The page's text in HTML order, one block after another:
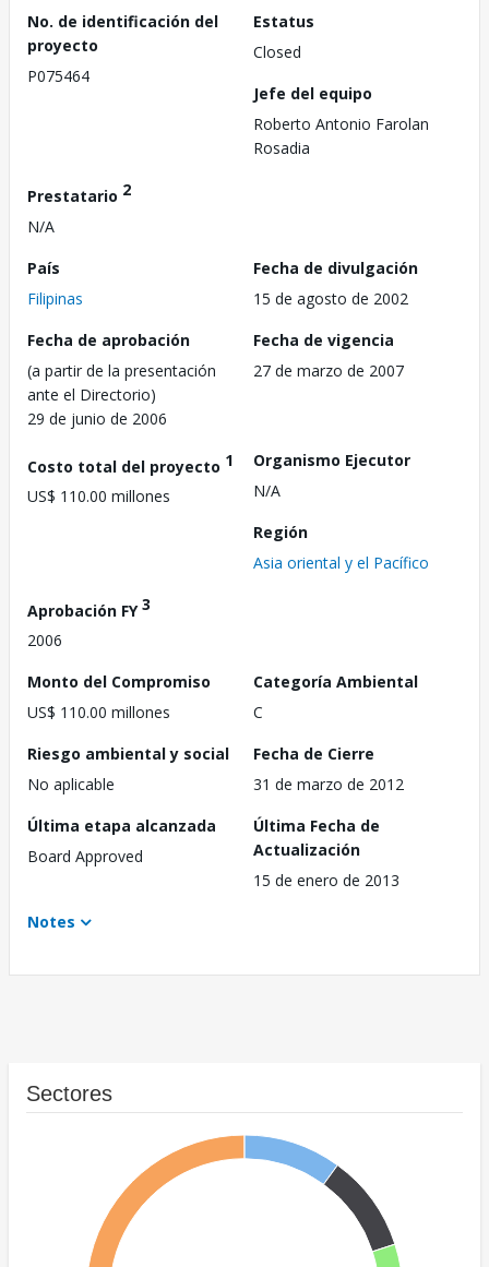
No. de identificación del
proyecto
P075464
Estatus
Closed
Jefe del equipo
Roberto Antonio Farolan
Rosadia
Prestatario 2
N/A
País
Filipinas
Fecha de divulgación
15 de agosto de 2002
Fecha de aprobación
(a partir de la presentación
ante el Directorio)
29 de junio de 2006
Fecha de vigencia
27 de marzo de 2007
Costo total del proyecto 1
US$ 110.00 millones
Organismo Ejecutor
N/A
Región
Asia oriental y el Pacífico
Aprobación FY3
2006
Monto del Compromiso
US$ 110.00 millones
Categoría Ambiental
C
Riesgo ambiental y social
No aplicable
Fecha de Cierre
31 de marzo de 2012
Última etapa alcanzada
Board Approved
Última Fecha de
Actualización
15 de enero de 2013
Notes
Sectores